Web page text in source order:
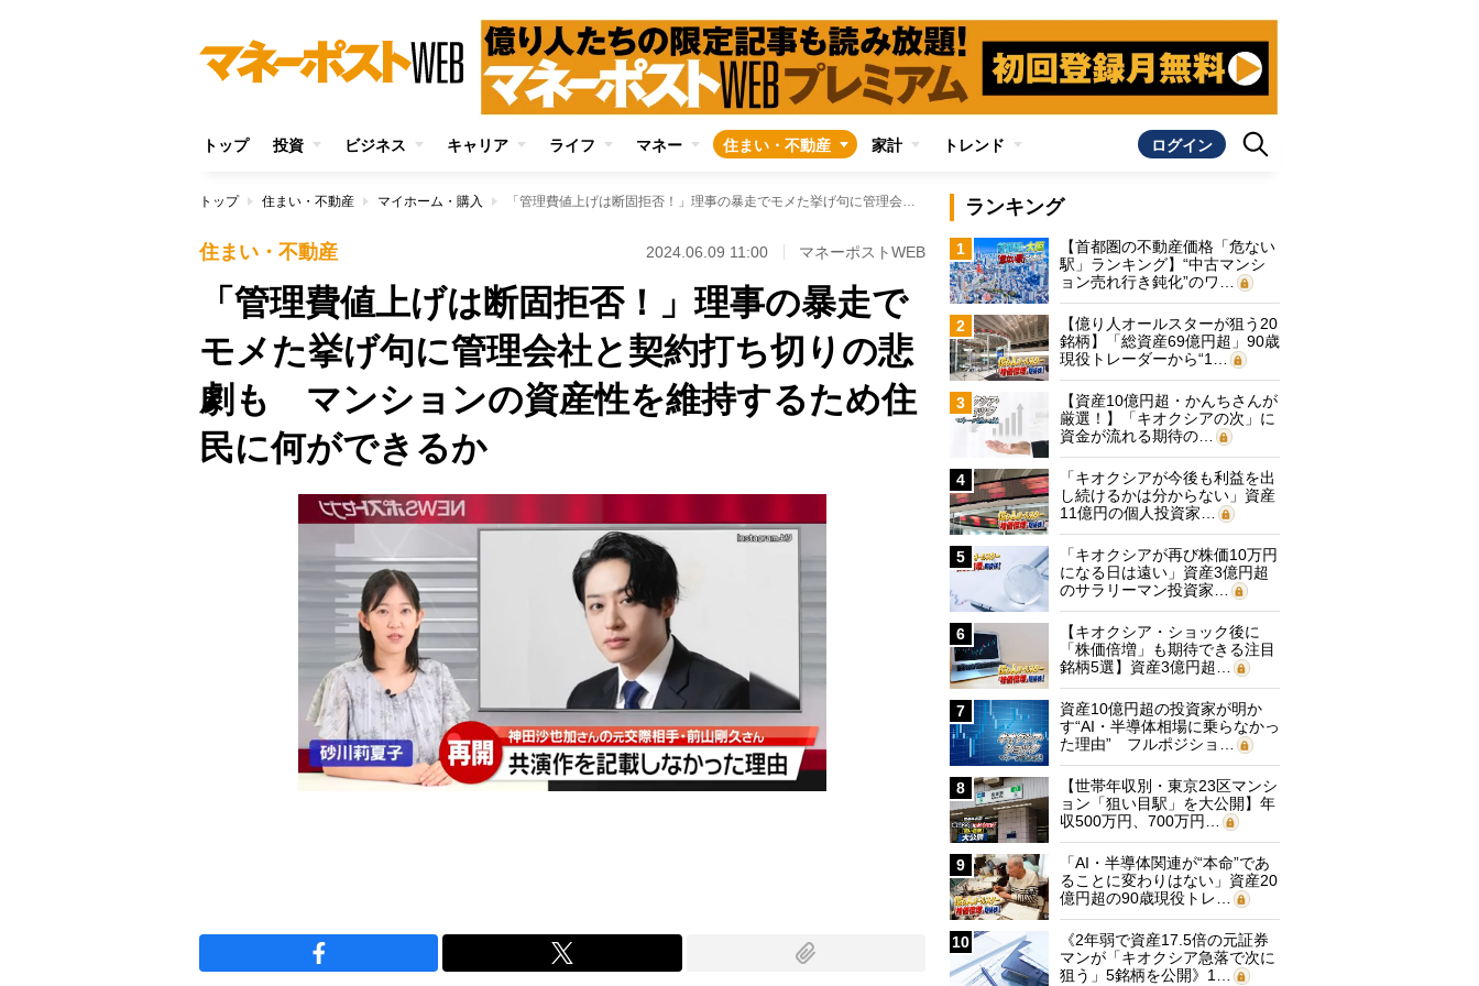
トップ 投資 ビジネス キャリア ライフ マネー 住まい・不動産 家計 トレンド ログイン
トップ 住まい・不動産 マイホーム・購入 「管理費値上げは断固拒否！」理事の暴走でモメた挙げ句に管理会社と契約打ち切りの悲劇も マンションの資産性を維持するため住民に何ができるか
住まい・不動産 2024.06.09 11:00 マネーポストWEB
「管理費値上げは断固拒否！」理事の暴走で
モメた挙げ句に管理会社と契約打ち切りの悲
劇も マンションの資産性を維持するため住
民に何ができるか
ランキング
1
【首都圏の不動産価格「危ない
駅」ランキング】“中古マンシ
ョン売れ行き鈍化”のワ…
2
【億り人オールスターが狙う20
銘柄】「総資産69億円超」90歳
現役トレーダーから“1…
3
【資産10億円超・かんちさんが
厳選！】「キオクシアの次」に
資金が流れる期待の…
4
「キオクシアが今後も利益を出
し続けるかは分からない」資産
11億円の個人投資家…
5
「キオクシアが再び株価10万円
になる日は遠い」資産3億円超
のサラリーマン投資家…
6
【キオクシア・ショック後に
「株価倍増」も期待できる注目
銘柄5選】資産3億円超…
7
資産10億円超の投資家が明か
す“AI・半導体相場に乗らなかっ
た理由” フルポジショ…
8
【世帯年収別・東京23区マンシ
ョン「狙い目駅」を大公開】年
収500万円、700万円…
9
「AI・半導体関連が“本命”であ
ることに変わりはない」資産20
億円超の90歳現役トレ…
10
《2年弱で資産17.5倍の元証券
マンが「キオクシア急落で次に
狙う」5銘柄を公開》1…